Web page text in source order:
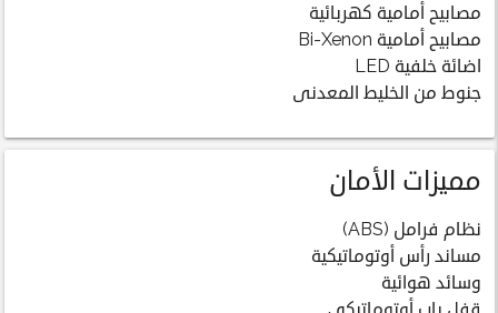
مصابيح أمامية كهربائية
مصابيح أمامية Bi-Xenon
اضائة خلفية LED
جنوط من الخليط المعدنى
مميزات الأمان
نظام فرامل (ABS)
مساند رأس أوتوماتيكية
وسائد هوائية